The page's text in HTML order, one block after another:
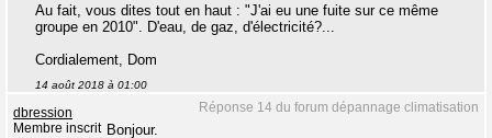
Au fait, vous dites tout en haut : "J'ai eu une fuite sur ce même
groupe en 2010". D'eau, de gaz, d'électricité?...
Cordialement, Dom
14 août 2018 à 01:00
Réponse 14 du forum dépannage climatisation
dbression
Membre inscrit Bonjour.